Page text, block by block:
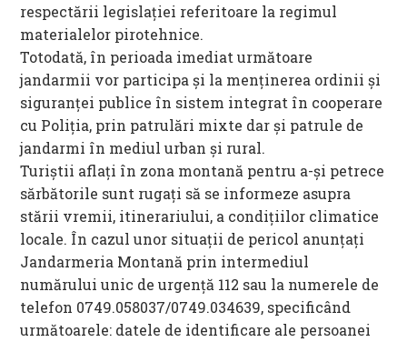
respectării legislaţiei referitoare la regimul
materialelor pirotehnice.
Totodată, în perioada imediat următoare
jandarmii vor participa și la menţinerea ordinii şi
siguranţei publice în sistem integrat în cooperare
cu Poliţia, prin patrulări mixte dar şi patrule de
jandarmi în mediul urban şi rural.
Turiștii aflați în zona montană pentru a-și petrece
sărbătorile sunt rugați să se informeze asupra
stării vremii, itinerariului, a condiţiilor climatice
locale. În cazul unor situații de pericol anunțaţi
Jandarmeria Montană prin intermediul
numărului unic de urgenţă 112 sau la numerele de
telefon 0749.058037/0749.034639, specificând
următoarele: datele de identificare ale persoanei